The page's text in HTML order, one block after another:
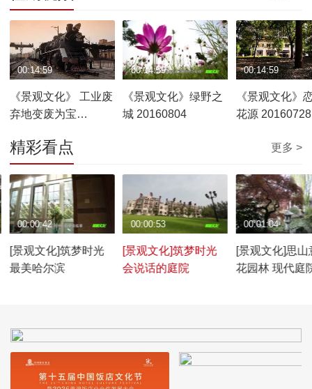
《景观文化》 工业废
弃地变废为宝
00:14:59
《景观文化》绿野之
城 20160804
00:14:59
《景观文化》
花源 20160728
00:14:59
精彩看点 更多 >
[景观文化]筑梦时光
最美哈尔滨
00:00:42
[景观文化]筑梦时光
会说话的庭院
00:00:53
[景观文化]思山
花园林 现代庭
00:01:04